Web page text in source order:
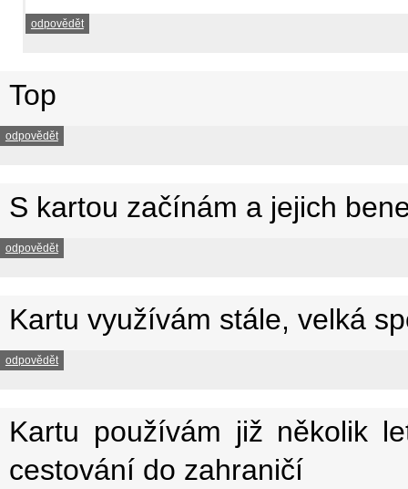
odpovědět
Top
odpovědět
S kartou začínám a jejich
odpovědět
Kartu využívám stále, velká
odpovědět
Kartu používám již několik
cestování do zahraničí